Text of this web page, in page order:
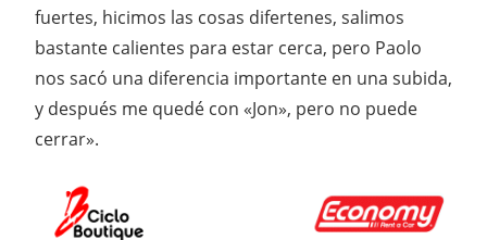
fuertes, hicimos las cosas difertenes, salimos
bastante calientes para estar cerca, pero Paolo
nos sacó una diferencia importante en una subida,
y después me quedé con «Jon», pero no puede
cerrar».